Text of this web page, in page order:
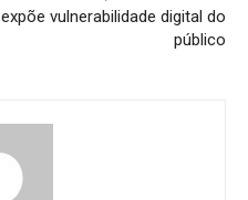
expõe vulnerabilidade digital do
público